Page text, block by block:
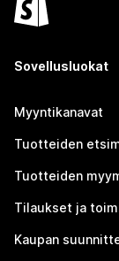
Sovellusluokat
Myyntikanavat
Tuotteiden
Tuotteiden
Tilaukset ja
Kaupan